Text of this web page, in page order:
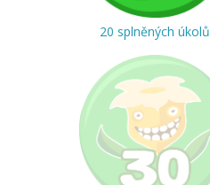
20 splněných úkolů